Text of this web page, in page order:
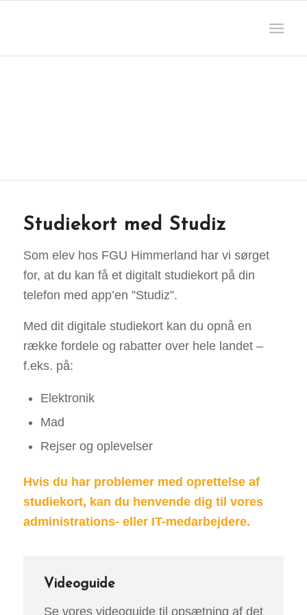
Studiekort med Studiz
Som elev hos FGU Himmerland har vi sørget
for, at du kan få et digitalt studiekort på din
telefon med app’en ”Studiz”.
Med dit digitale studiekort kan du opnå en
række fordele og rabatter over hele landet –
f.eks. på:
Elektronik
Mad
Rejser og oplevelser
Hvis du har problemer med oprettelse af
studiekort, kan du henvende dig til vores
administrations- eller IT-medarbejdere.
Videoguide
Se vores videoguide til opsætning af det